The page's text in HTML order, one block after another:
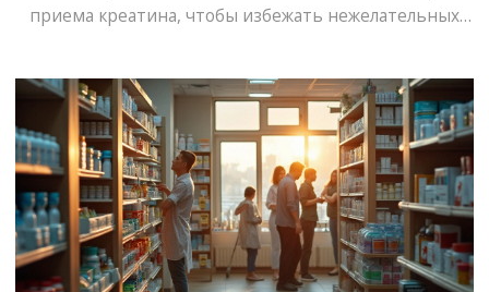
приема креатина, чтобы избежать нежелательных